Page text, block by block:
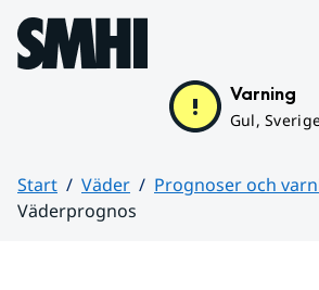
Hoppa till sidans innehåll
Varning
Gul,
Start Väder
Prognoser och
Väderprognos